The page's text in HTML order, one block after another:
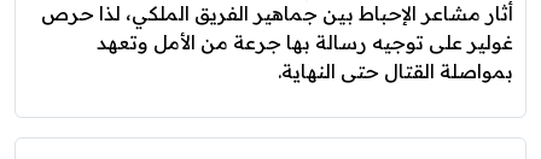
أثار مشاعر الإحباط بين جماهير الفريق الملكي، لذا حرص
غولير على توجيه رسالة بها جرعة من الأمل وتعهد
بمواصلة القتال حتى النهاية.